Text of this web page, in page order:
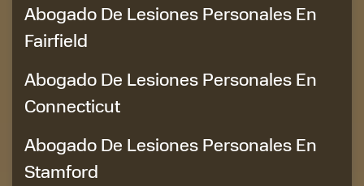
Abogado De Lesiones Personales En
Fairfield
Abogado De Lesiones Personales En
Connecticut
Abogado De Lesiones Personales En
Stamford